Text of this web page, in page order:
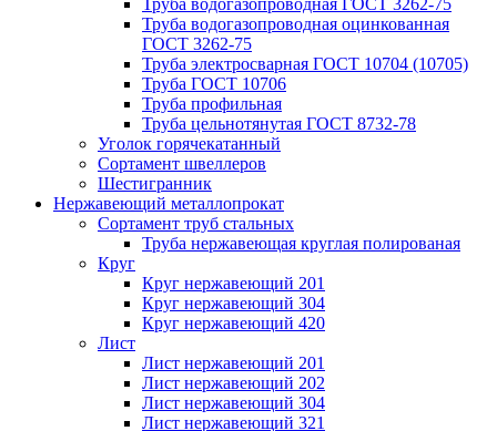
Труба водогазопроводная ГОСТ 3262-75
Труба водогазопроводная оцинкованная
ГОСТ 3262-75
Труба электросварная ГОСТ 10704 (10705)
Труба ГОСТ 10706
Труба профильная
Труба цельнотянутая ГОСТ 8732-78
Уголок горячекатанный
Сортамент швеллеров
Шестигранник
Нержавеющий металлопрокат
Сортамент труб стальных
Труба нержавеющая круглая полированая
Круг
Круг нержавеющий 201
Круг нержавеющий 304
Круг нержавеющий 420
Лист
Лист нержавеющий 201
Лист нержавеющий 202
Лист нержавеющий 304
Лист нержавеющий 321